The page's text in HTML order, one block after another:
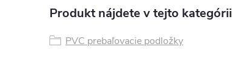
Produkt nájdete v tejto kategórii
PVC prebaľovacie podložky